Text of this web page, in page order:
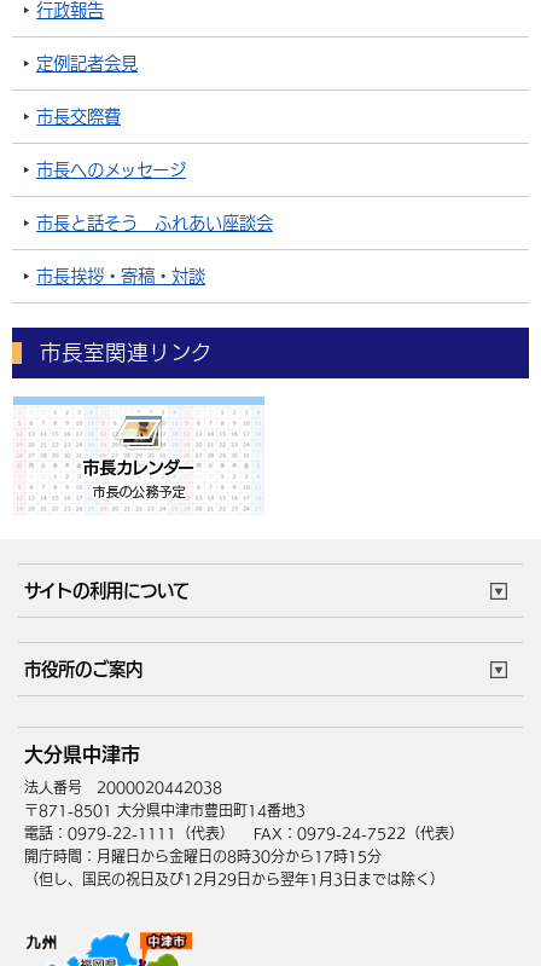
行政報告
定例記者会見
市長交際費
市長へのメッセージ
市長と話そう ふれあい座談会
市長挨拶・寄稿・対談
市長室関連リンク
サイトの利用について
サイトマップ
市役所のご案内
庁舎地図 組織案内
中津市へのアクセス
大分県中津市
法人番号 2000020442038
〒871-8501 大分県中津市豊田町14番地3
電話：0979-22-1111（代表）
FAX：0979-24-7522（代表）
開庁時間：月曜日から金曜日の8時30分から17時15分
（但し、国民の祝日及び12月29日から翌年1月3日までは除く）